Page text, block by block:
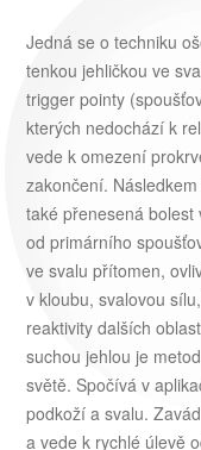
Jedná se o techniku
tenkou jehličkou ve
trigger pointy
kterých nedochází k
vede k omezení
zakončení.
také přenesená
od primárního
ve svalu přítomen,
v kloubu, svalovou
reaktivity dalších
suchou jehlou je
světě. Spočívá v
podkoží a svalu.
a vede k rychlé úlevě